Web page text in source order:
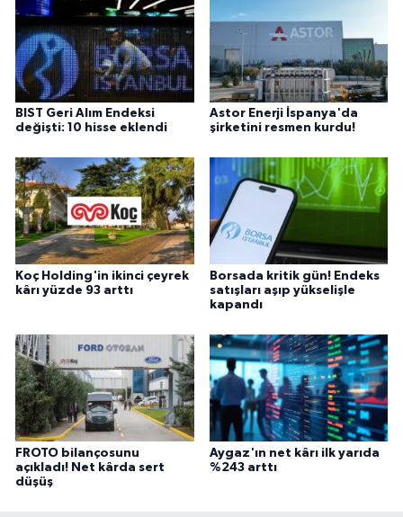
BIST Geri Alım Endeksi
değişti: 10 hisse eklendi
Astor Enerji İspanya'da
şirketini resmen kurdu!
Koç Holding'in ikinci çeyrek
kârı yüzde 93 arttı
Borsada kritik gün! Endeks
satışları aşıp yükselişle
kapandı
FROTO bilançosunu
açıkladı! Net kârda sert
düşüş
Aygaz'ın net kârı ilk yarıda
%243 arttı